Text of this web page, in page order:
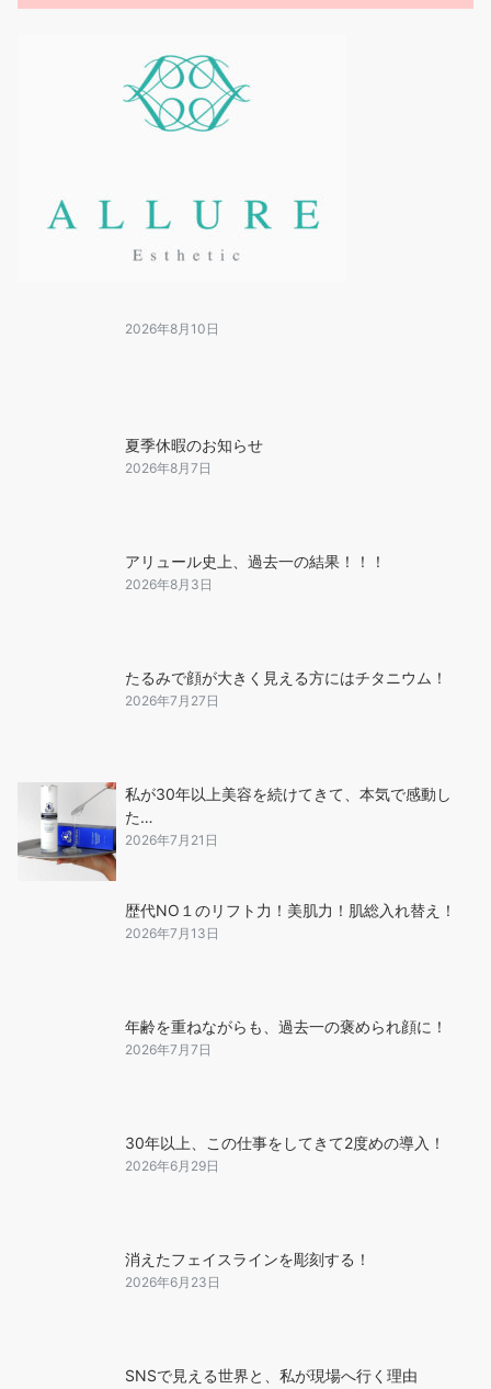
2026年8月10日
夏季休暇のお知らせ
2026年8月7日
アリュール史上、過去一の結果！！！
2026年8月3日
たるみで顔が大きく見える方にはチタニウム！
2026年7月27日
私が30年以上美容を続けてきて、本気で感動し
た…
2026年7月21日
歴代NO１のリフト力！美肌力！肌総入れ替え！
2026年7月13日
年齢を重ねながらも、過去一の褒められ顔に！
2026年7月7日
30年以上、この仕事をしてきて2度めの導入！
2026年6月29日
消えたフェイスラインを彫刻する！
2026年6月23日
SNSで見える世界と、私が現場へ行く理由